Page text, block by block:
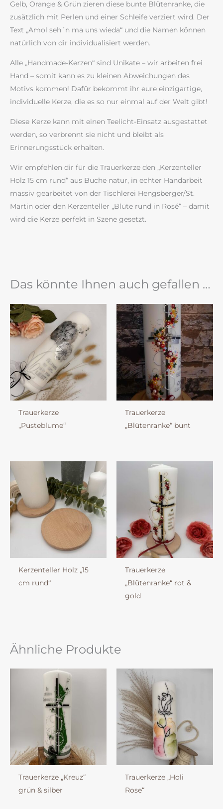
Gelb, Orange & Grün zieren diese bunte Blütenranke, die
zusätzlich mit Perlen und einer Schleife verziert wird. Der
Text „Amol seh´n ma uns wieda“ und die Namen können
natürlich von dir individualisiert werden.
Alle „Handmade-Kerzen“ sind Unikate – wir arbeiten frei
Hand – somit kann es zu kleinen Abweichungen des
Motivs kommen! Dafür bekommt ihr eure einzigartige,
individuelle Kerze, die es so nur einmal auf der Welt gibt!
Diese Kerze kann mit einen Teelicht-Einsatz ausgestattet
werden, so verbrennt sie nicht und bleibt als
Erinnerungsstück erhalten.
Wir empfehlen dir für die Trauerkerze den „Kerzenteller
Holz 15 cm rund“ aus Buche natur, in echter Handarbeit
massiv gearbeitet von der Tischlerei Hengsberger/St.
Martin oder den Kerzenteller „Blüte rund in Rosé“ – damit
wird die Kerze perfekt in Szene gesetzt.
Das könnte Ihnen auch gefallen …
Trauerkerze
„Pusteblume“
Trauerkerze
„Blütenranke“ bunt
Kerzenteller Holz „15
cm rund“
Trauerkerze
„Blütenranke“ rot &
gold
Ähnliche Produkte
Trauerkerze „Kreuz“
grün & silber
Trauerkerze „Holi
Rose“